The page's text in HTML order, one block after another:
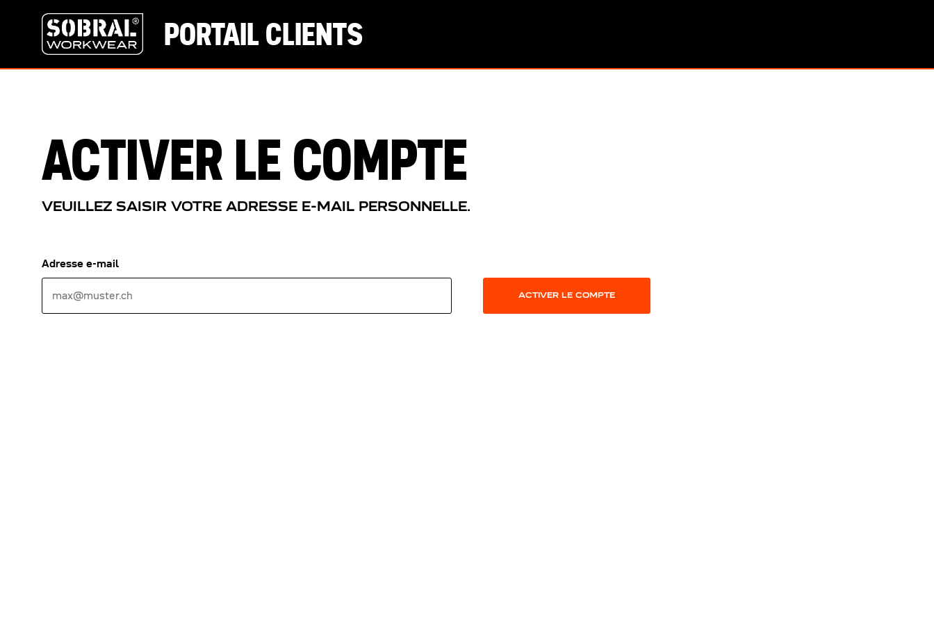
PORTAIL CLIENTS
ACTIVER LE COMPTE
VEUILLEZ SAISIR VOTRE ADRESSE E-MAIL PERSONNELLE.
Adresse e-mail
ACTIVER LE COMPTE